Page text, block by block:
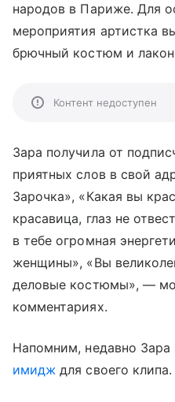
народов в Париже. Для
мероприятия артистка
брючный костюм и
Контент недоступен
Зара получила от
приятных слов в свой
Зарочка», «Какая вы
красавица, глаз не
в тебе огромная
женщины», «Вы
деловые костюмы», —
комментариях.
Напомним, недавно Зара
имидж для своего клипа.